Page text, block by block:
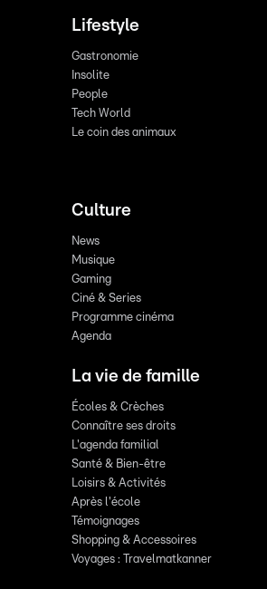
Lifestyle
Gastronomie
Insolite
People
Tech World
Le coin des animaux
Culture
News
Musique
Gaming
Ciné & Series
Programme cinéma
Agenda
La vie de famille
Écoles & Crèches
Connaître ses droits
L'agenda familial
Santé & Bien-être
Loisirs & Activités
Après l'école
Témoignages
Shopping & Accessoires
Voyages : Travelmatkanner